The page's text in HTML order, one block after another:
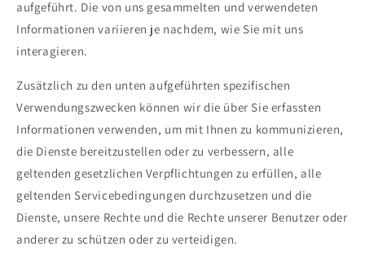
aufgeführt. Die von uns gesammelten und verwendeten
Informationen variieren je nachdem, wie Sie mit uns
interagieren.
Zusätzlich zu den unten aufgeführten spezifischen
Verwendungszwecken können wir die über Sie erfassten
Informationen verwenden, um mit Ihnen zu kommunizieren,
die Dienste bereitzustellen oder zu verbessern, alle
geltenden gesetzlichen Verpflichtungen zu erfüllen, alle
geltenden Servicebedingungen durchzusetzen und die
Dienste, unsere Rechte und die Rechte unserer Benutzer oder
anderer zu schützen oder zu verteidigen.